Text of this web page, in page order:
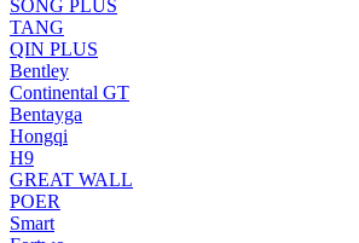
SONG PLUS
TANG
QIN PLUS
Bentley
Continental GT
Bentayga
Hongqi
H9
GREAT WALL
POER
Smart